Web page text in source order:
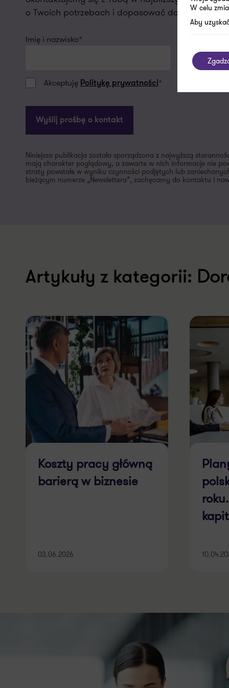
o Twoich potrzebach i dopasować do nich naszą
Imię i nazwisko*
Akceptuję Politykę prywatności*
Wyślij prośbę o kontakt
Niniejsza publikacja została sporządzona z najwyższą
mają charakter poglądowy, a zawarte w nich informacje nie
straty powstałe w wyniku czynności podjętych lub
bieżącym numerze „Newslettera”, zachęcamy do kontaktu i
Artykuły z kategorii:
Koszty pracy główną
barierą w biznesie
03.06.2026
W celu
Aby